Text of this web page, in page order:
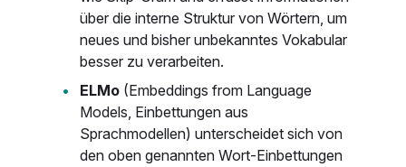
über die interne Struktur von Wörtern, um
neues und bisher unbekanntes Vokabular
besser zu verarbeiten.
ELMo(Embeddings from Language
Models, Einbettungen aus
Sprachmodellen) unterscheidet sich von
den oben genannten Wort-Einbettungen